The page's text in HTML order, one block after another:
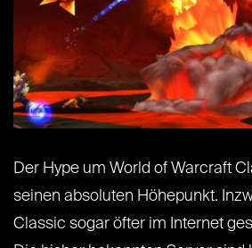
Der Hype um World of Warcraft
seinen absoluten Höhepunkt.
Classic sogar öfter im Internet